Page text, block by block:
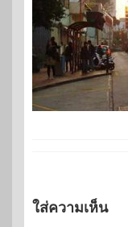
ใส่ความเห็น